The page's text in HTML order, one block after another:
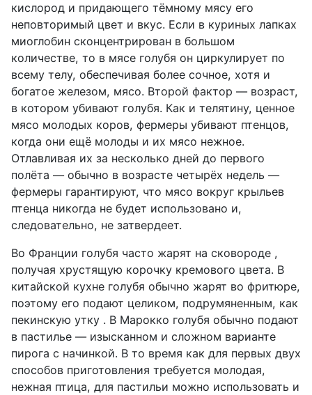
кислород и придающего тёмному мясу его
неповторимый цвет и вкус. Если в куриных лапках
миоглобин сконцентрирован в большом
количестве, то в мясе голубя он циркулирует по
всему телу, обеспечивая более сочное, хотя и
богатое железом, мясо. Второй фактор — возраст,
в котором убивают голубя. Как и телятину, ценное
мясо молодых коров, фермеры убивают птенцов,
когда они ещё молоды и их мясо нежное.
Отлавливая их за несколько дней до первого
полёта — обычно в возрасте четырёх недель —
фермеры гарантируют, что мясо вокруг крыльев
птенца никогда не будет использовано и,
следовательно, не затвердеет.
Во Франции голубя часто жарят на сковороде ,
получая хрустящую корочку кремового цвета. В
китайской кухне голубя обычно жарят во фритюре,
поэтому его подают целиком, подрумяненным, как
пекинскую утку . В Марокко голубя обычно подают
в пастилье — изысканном и сложном варианте
пирога с начинкой. В то время как для первых двух
способов приготовления требуется молодая,
нежная птица, для пастильи можно использовать и